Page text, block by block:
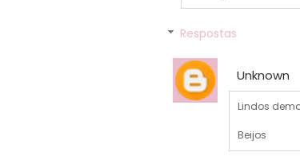
Respostas
Unknown
Lindos
Beijos